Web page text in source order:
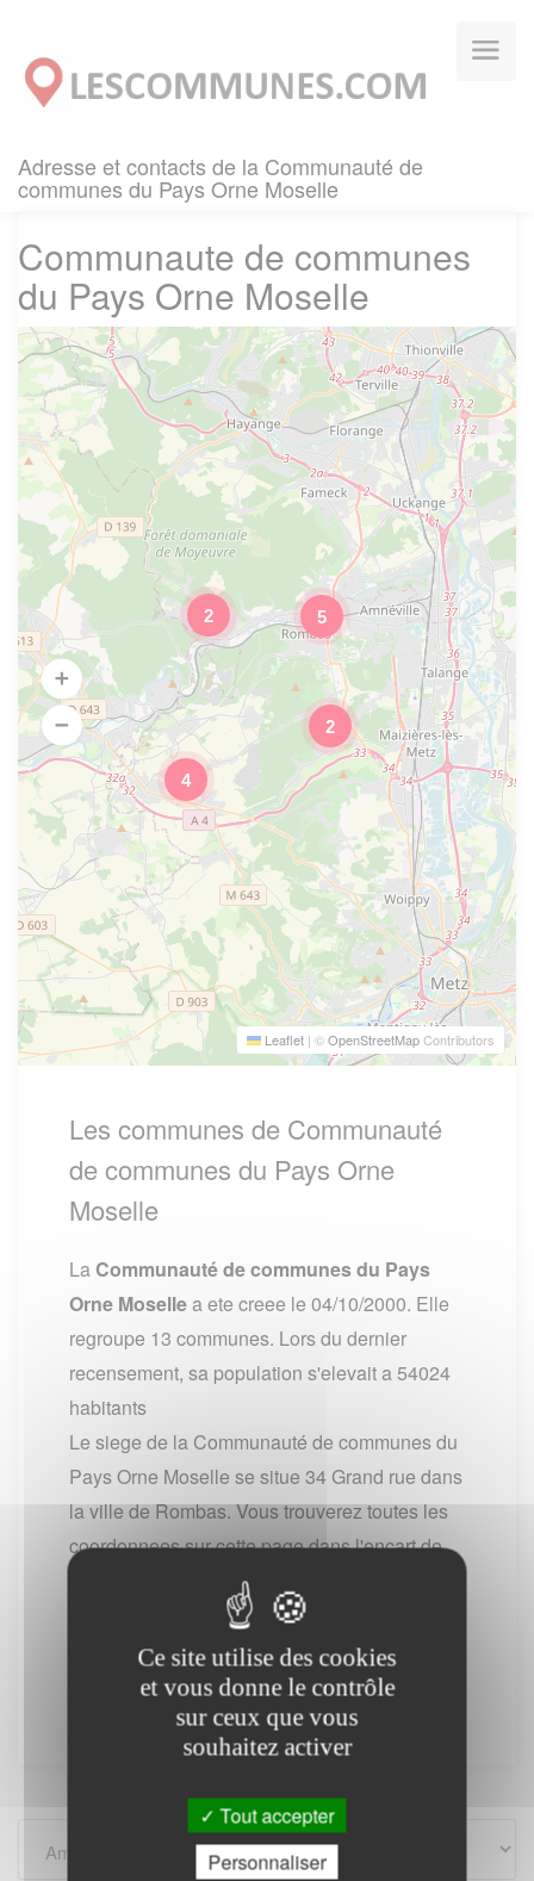
Adresse et contacts de la Communauté de
communes du Pays Orne Moselle
Communaute de communes
du Pays Orne Moselle
4
2
2 5
Leaflet | ©OpenStreetMapContributors
Les communes de Communauté
de communes du Pays Orne
Moselle
LaCommunauté de communes du Pays
Orne Mosellea ete creee le 04/10/2000. Elle
regroupe 13 communes. Lors du dernier
recensement, sa population s'elevait a 54024
habitants
Le siege de la Communauté de communes du
Pays Orne Moselle se situe 34 Grand rue dans
la ville de Rombas. Vous trouverez toutes les
coordonnees sur cette page dans l'encart de
Cliquez sur les icones pour accéder aux villes
et communes de laCommunauté de
communes du Pays Orne Moselle.
Ce site utilise des cookies
et vous donne le contrôle
sur ceux que vous
souhaitez activer
Tout accepter
Personnaliser